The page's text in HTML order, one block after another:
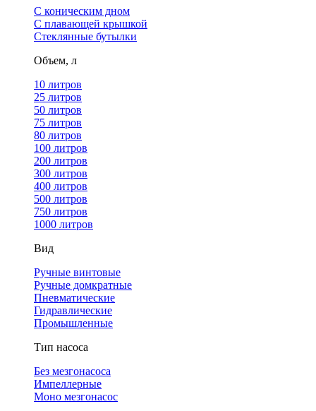
С коническим дном
С плавающей крышкой
Стеклянные бутылки
Объем, л
10 литров
25 литров
50 литров
75 литров
80 литров
100 литров
200 литров
300 литров
400 литров
500 литров
750 литров
1000 литров
Вид
Ручные винтовые
Ручные домкратные
Пневматические
Гидравлические
Промышленные
Тип насоса
Без мезгонасоса
Импеллерные
Моно мезгонасос